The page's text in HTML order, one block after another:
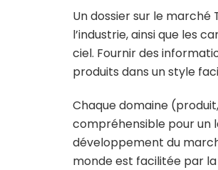
Un dossier sur le
l’industrie, ainsi que les
ciel. Fournir des
produits dans un style
Chaque domaine
compréhensible pour un
développement du
monde est facilitée par